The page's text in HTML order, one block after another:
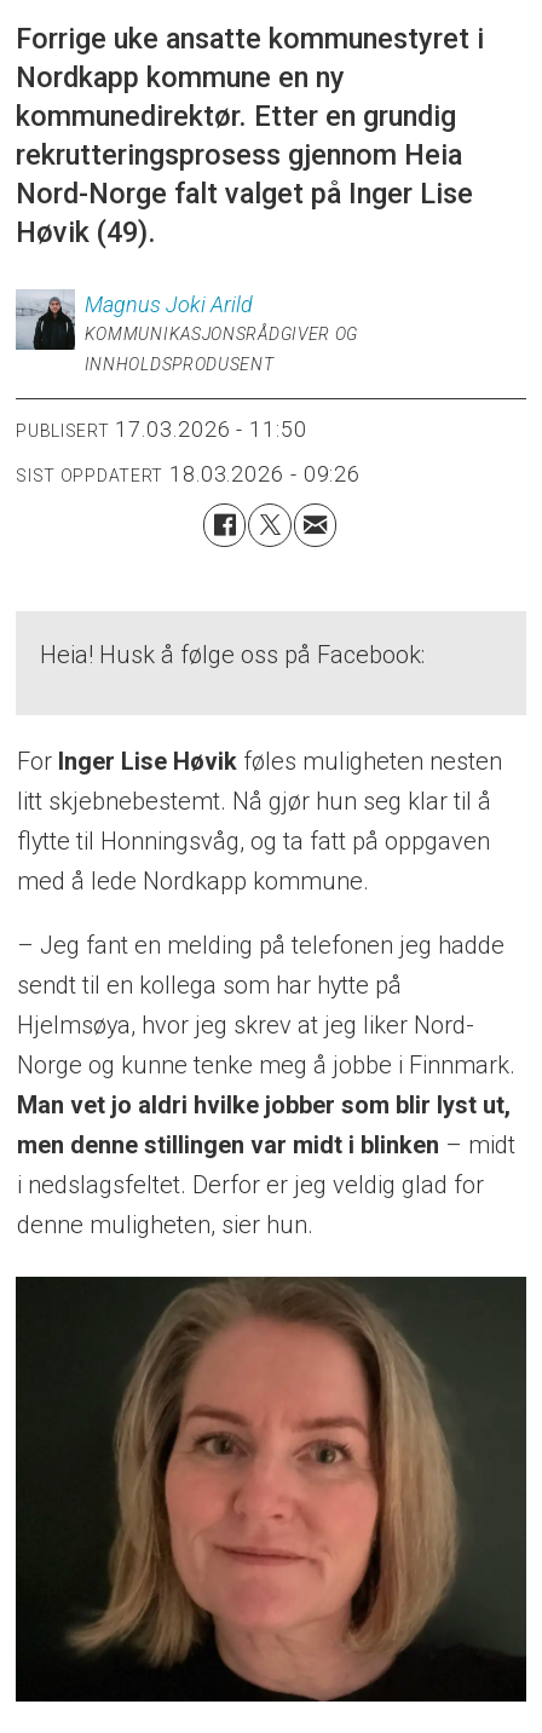
Forrige uke ansatte kommunestyret i
Nordkapp kommune en ny
kommunedirektør. Etter en grundig
rekrutteringsprosess gjennom Heia
Nord-Norge falt valget på Inger Lise
Høvik (49).
Magnus Joki Arild
KOMMUNIKASJONSRÅDGIVER OG
INNHOLDSPRODUSENT
PUBLISERT 17.03.2026 - 11:50
SIST OPPDATERT 18.03.2026 - 09:26
Heia! Husk å følge oss på Facebook:
For Inger Lise Høvik føles muligheten nesten
litt skjebnebestemt. Nå gjør hun seg klar til å
flytte til Honningsvåg, og ta fatt på oppgaven
med å lede Nordkapp kommune.
– Jeg fant en melding på telefonen jeg hadde
sendt til en kollega som har hytte på
Hjelmsøya, hvor jeg skrev at jeg liker Nord-
Norge og kunne tenke meg å jobbe i Finnmark.
Man vet jo aldri hvilke jobber som blir lyst ut,
men denne stillingen var midt i blinken – midt
i nedslagsfeltet. Derfor er jeg veldig glad for
denne muligheten, sier hun.